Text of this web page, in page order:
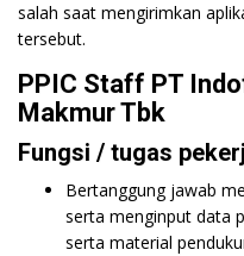
salah saat mengirimkan
tersebut.
PPIC Staff PT
Makmur Tbk
Fungsi / tugas
Bertanggung jawab
serta menginput data
serta material